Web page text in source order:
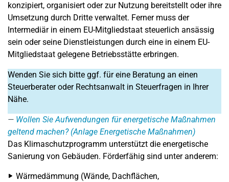
konzipiert, organisiert oder zur Nutzung bereitstellt oder ihre
Umsetzung durch Dritte verwaltet. Ferner muss der
Intermediär in einem EU-Mitgliedstaat steuerlich ansässig
sein oder seine Dienstleistungen durch eine in einem EU-
Mitgliedstaat gelegene Betriebsstätte erbringen.
Wenden Sie sich bitte ggf. für eine Beratung an einen
Steuerberater oder Rechtsanwalt in Steuerfragen in Ihrer
Nähe.
Wollen Sie Aufwendungen für energetische Maßnahmen
geltend machen? (Anlage Energetische Maßnahmen)
Das Klimaschutzprogramm unterstützt die energetische
Sanierung von Gebäuden. Förderfähig sind unter anderem:
Wärmedämmung (Wände, Dachflächen,